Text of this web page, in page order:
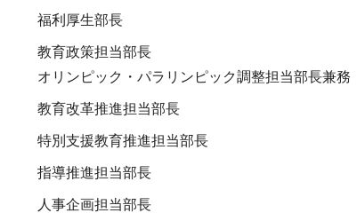
福利厚生部長
教育政策担当部長
オリンピック・パラリンピック調整担当部長兼務
教育改革推進担当部長
特別支援教育推進担当部長
指導推進担当部長
人事企画担当部長